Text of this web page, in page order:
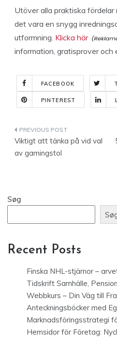
Utöver alla praktiska
det vara en snygg
utformning. Klicka här
information, gratisprover och
FACEBOOK
PINTEREST
Indlægsnavigation
Viktigt att tänka på vid val
av gamingstol
Søg
Recent Posts
Finska NHL-stjärnor –
Tidskrift Samhälle,
Webbkurs – Din Väg till
Anteckningsböcker med
Marknadsföringsstrategi
Hemsidor för Företag: